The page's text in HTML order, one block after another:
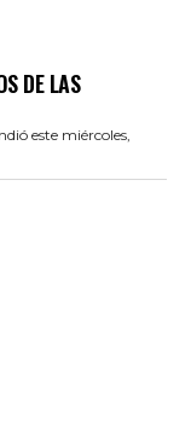
DE LAS
este miércoles,